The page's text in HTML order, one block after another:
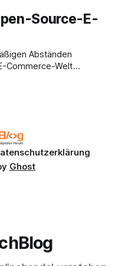
einige Videos
Source-E-
Abständen
Commerce-Welt
einiger Zeit die erste
Ghost